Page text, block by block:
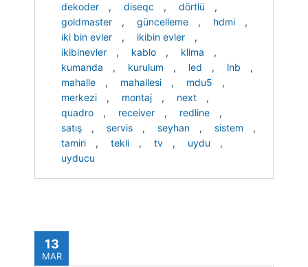
dekoder
, diseqc , dörtlü
,
goldmaster
, güncelleme , hdmi
,
iki bin evler
, ikibin evler
,
ikibinevler
, kablo , klima
,
kumanda
, kurulum , led , lnb
,
mahalle
, mahallesi , mdu5
,
merkezi
, montaj , next
,
quadro
, receiver , redline
,
satış
, servis , seyhan , sistem
,
tamiri
, tekli , tv , uydu
,
uyducu
13
MAR